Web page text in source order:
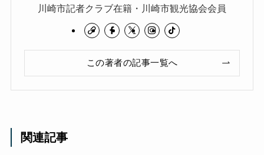
川崎市記者クラブ在籍・川崎市観光協会会員
この著者の記事一覧へ
関連記事